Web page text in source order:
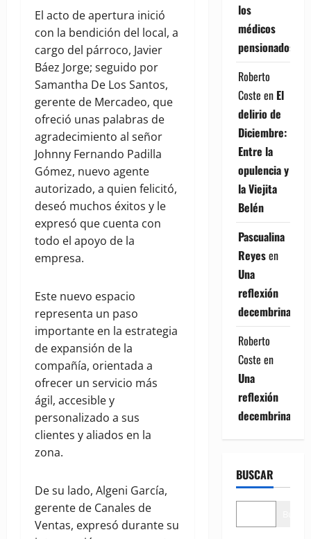
El acto de apertura inició
con la bendición del local, a
cargo del párroco, Javier
Báez Jorge; seguido por
Samantha De Los Santos,
gerente de Mercadeo, que
ofreció unas palabras de
agradecimiento al señor
Johnny Fernando Padilla
Gómez, nuevo agente
autorizado, a quien felicitó,
deseó muchos éxitos y le
expresó que cuenta con
todo el apoyo de la
empresa.
Este nuevo espacio
representa un paso
importante en la estrategia
de expansión de la
compañía, orientada a
ofrecer un servicio más
ágil, accesible y
personalizado a sus
clientes y aliados en la
zona.
De su lado, Algeni García,
gerente de Canales de
Ventas, expresó durante su
los
médicos
pensionados
Roberto
Coste en El
delirio de
Diciembre:
Entre la
opulencia y
la Viejita
Belén
Pascualina
Reyesen
Una
reflexión
decembrina
Roberto
Coste en
Una
reflexión
decembrina
BUSCAR